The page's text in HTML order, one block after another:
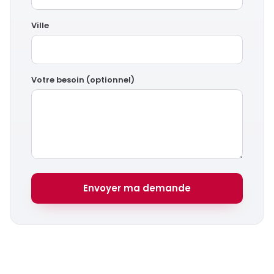
Ville
Votre besoin (optionnel)
Envoyer ma demande